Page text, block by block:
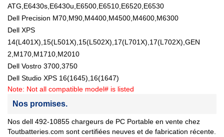
ATG,E6430s,E6430u,E6500,E6510,E6520,E6530
Dell Precision M70,M90,M4400,M4500,M4600,M6300
Dell XPS
14(L401X),15(L501X),15(L502X),17(L701X),17(L702X),GEN
2,M170,M1710,M2010
Dell Vostro 3700,3750
Dell Studio XPS 16(1645),16(1647)
Note: Not all compatible model# is listed
Nos promises.
Nos dell 492-10855 chargeurs de PC Portable en vente chez
Toutbatteries.com sont certifiées neuves et de fabrication récente.